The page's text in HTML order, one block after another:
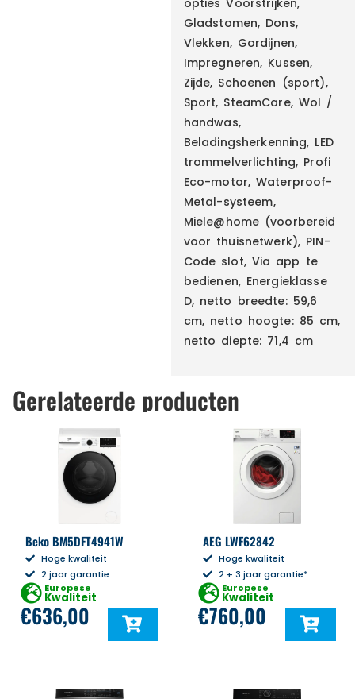
opties Voorstrijken,
Gladstomen, Dons,
Vlekken, Gordijnen,
Impregneren, Kussen,
Zijde, Schoenen (sport),
Sport, SteamCare, Wol /
handwas,
Beladingsherkenning, LED
trommelverlichting, Profi
Eco-motor, Waterproof-
Metal-systeem,
Miele@home (voorbereid
voor thuisnetwerk), PIN-
Code slot, Via app te
bedienen, Energieklasse
D, netto breedte: 59,6
cm, netto hoogte: 85 cm,
netto diepte: 71,4 cm
Gerelateerde producten
Beko BM5DFT4941W
Hoge kwaliteit
2 jaar garantie
Europese
Kwaliteit
€636,00
AEG LWF62842
Hoge kwaliteit
2 + 3 jaar garantie*
Europese
Kwaliteit
€760,00